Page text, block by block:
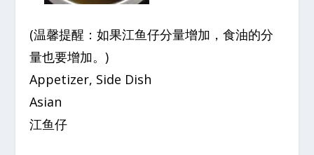
(温馨提醒：如果江鱼仔分量增加，食油的分
量也要增加。)
Appetizer, Side Dish
Asian
江鱼仔